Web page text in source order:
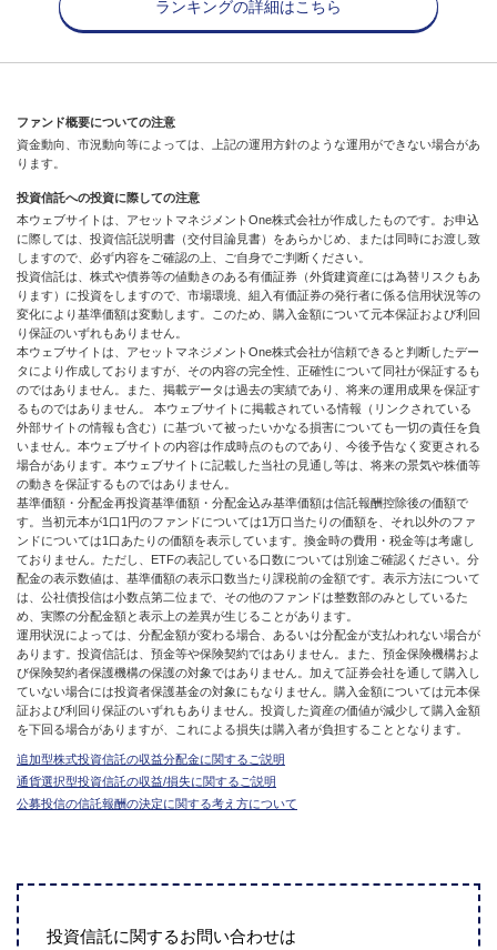
ランキングの詳細はこちら
ファンド概要についての注意
資金動向、市況動向等によっては、上記の運用方針のような運用ができない場合があ
ります。
投資信託への投資に際しての注意
本ウェブサイトは、アセットマネジメントOne株式会社が作成したものです。お申込
に際しては、投資信託説明書（交付目論見書）をあらかじめ、または同時にお渡し致
しますので、必ず内容をご確認の上、ご自身でご判断ください。
投資信託は、株式や債券等の値動きのある有価証券（外貨建資産には為替リスクもあ
ります）に投資をしますので、市場環境、組入有価証券の発行者に係る信用状況等の
変化により基準価額は変動します。このため、購入金額について元本保証および利回
り保証のいずれもありません。
本ウェブサイトは、アセットマネジメントOne株式会社が信頼できると判断したデー
タにより作成しておりますが、その内容の完全性、正確性について同社が保証するも
のではありません。また、掲載データは過去の実績であり、将来の運用成果を保証す
るものではありません。 本ウェブサイトに掲載されている情報（リンクされている
外部サイトの情報も含む）に基づいて被ったいかなる損害についても一切の責任を負
いません。本ウェブサイトの内容は作成時点のものであり、今後予告なく変更される
場合があります。本ウェブサイトに記載した当社の見通し等は、将来の景気や株価等
の動きを保証するものではありません。
基準価額・分配金再投資基準価額・分配金込み基準価額は信託報酬控除後の価額で
す。当初元本が1口1円のファンドについては1万口当たりの価額を、それ以外のファ
ンドについては1口あたりの価額を表示しています。換金時の費用・税金等は考慮し
ておりません。ただし、ETFの表記している口数については別途ご確認ください。分
配金の表示数値は、基準価額の表示口数当たり課税前の金額です。表示方法について
は、公社債投信は小数点第二位まで、その他のファンドは整数部のみとしているた
め、実際の分配金額と表示上の差異が生じることがあります。
運用状況によっては、分配金額が変わる場合、あるいは分配金が支払われない場合が
あります。投資信託は、預金等や保険契約ではありません。また、預金保険機構およ
び保険契約者保護機構の保護の対象ではありません。加えて証券会社を通して購入し
ていない場合には投資者保護基金の対象にもなりません。購入金額については元本保
証および利回り保証のいずれもありません。投資した資産の価値が減少して購入金額
を下回る場合がありますが、これによる損失は購入者が負担することとなります。
追加型株式投資信託の収益分配金に関するご説明
通貨選択型投資信託の収益/損失に関するご説明
公募投信の信託報酬の決定に関する考え方について
投資信託に関するお問い合わせは